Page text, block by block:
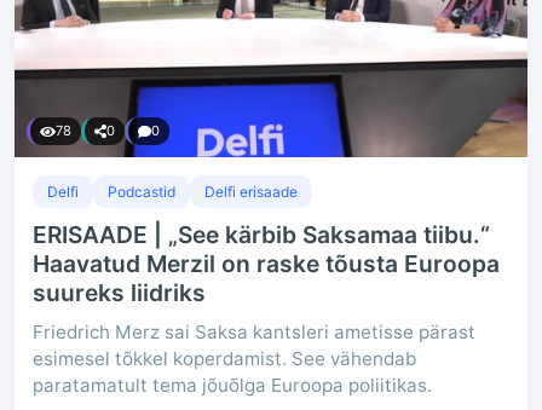
78 0 0
Delfi Podcastid Delfi erisaade
ERISAADE | „See kärbib Saksamaa tiibu.“
Haavatud Merzil on raske tõusta Euroopa
suureks liidriks
Friedrich Merz sai Saksa kantsleri ametisse pärast
esimesel tõkkel koperdamist. See vähendab
paratamatult tema jõuõlga Euroopa poliitikas.